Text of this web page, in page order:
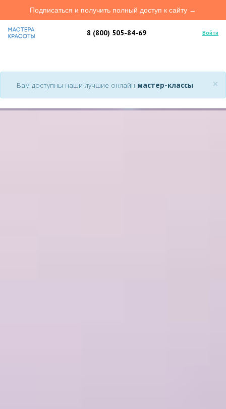
8 (800) 505-84-69 Войти
×
Вам доступны наши лучшие онлайн мастер-классы
Подписаться и получить полный доступ к сайту →